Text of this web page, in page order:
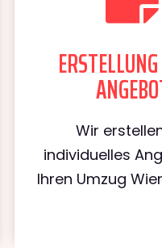
Wir
individuelles
Ihren Umzug